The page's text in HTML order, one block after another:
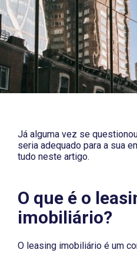
Já alguma vez se
seria adequado para a sua
tudo neste artigo.
O que é o
imobiliário?
O leasing imobiliário é um